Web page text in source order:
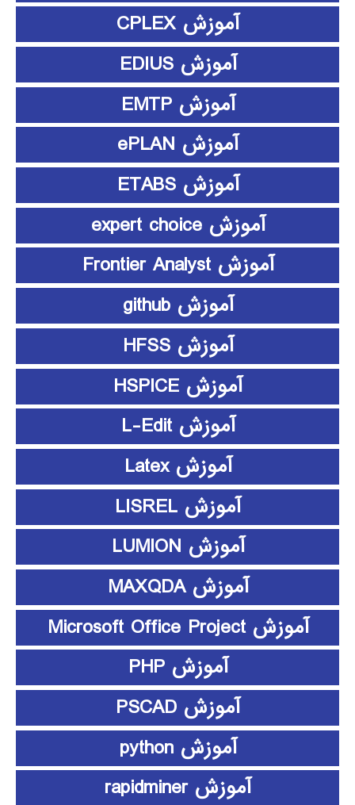
آموزش CPLEX
آموزش EDIUS
آموزش EMTP
آموزش ePLAN
آموزش ETABS
آموزش expert choice
آموزش Frontier Analyst
آموزش github
آموزش HFSS
آموزش HSPICE
آموزش L-Edit
آموزش Latex
آموزش LISREL
آموزش LUMION
آموزش MAXQDA
آموزش Microsoft Office Project
آموزش PHP
آموزش PSCAD
آموزش python
آموزش rapidminer